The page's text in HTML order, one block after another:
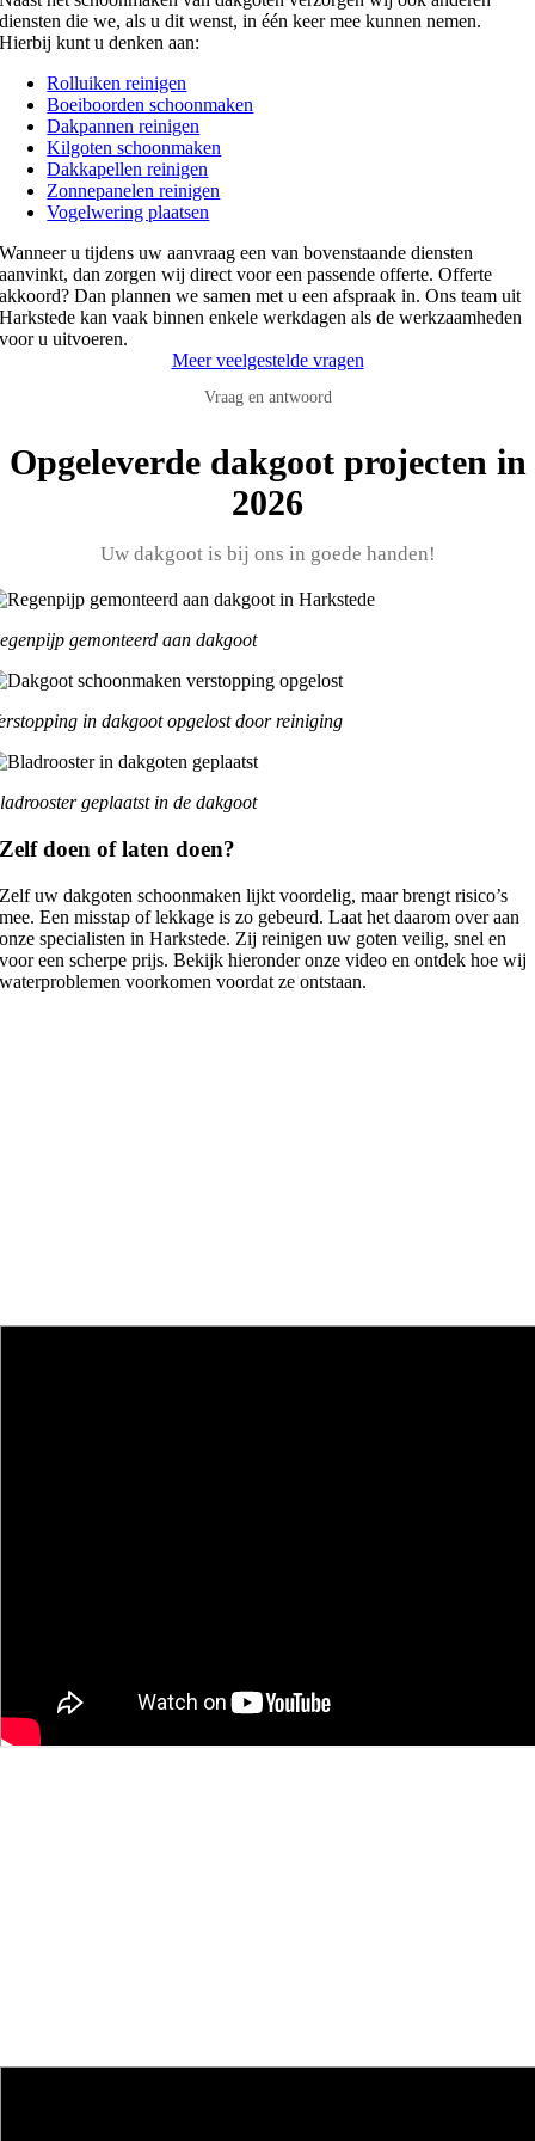
diensten die we, als u dit wenst, in één keer mee kunnen nemen.
Hierbij kunt u denken aan:
Rolluiken reinigen
Boeiboorden schoonmaken
Dakpannen reinigen
Kilgoten schoonmaken
Dakkapellen reinigen
Zonnepanelen reinigen
Vogelwering plaatsen
Wanneer u tijdens uw aanvraag een van bovenstaande diensten
aanvinkt, dan zorgen wij direct voor een passende offerte. Offerte
akkoord? Dan plannen we samen met u een afspraak in. Ons team uit
Harkstede kan vaak binnen enkele werkdagen als de werkzaamheden
voor u uitvoeren.
Meer veelgestelde vragen
Vraag en antwoord
Opgeleverde dakgoot projecten in
2026
Uw dakgoot is bij ons in goede handen!
gemonteerd aan dakgoot
in dakgoot opgelost door reiniging
geplaatst in de dakgoot
Zelf doen of laten doen?
Zelf uw dakgoten schoonmaken lijkt voordelig, maar brengt risico’s
mee. Een misstap of lekkage is zo gebeurd. Laat het daarom over aan
onze specialisten in Harkstede. Zij reinigen uw goten veilig, snel en
voor een scherpe prijs. Bekijk hieronder onze video en ontdek hoe wij
waterproblemen voorkomen voordat ze ontstaan.